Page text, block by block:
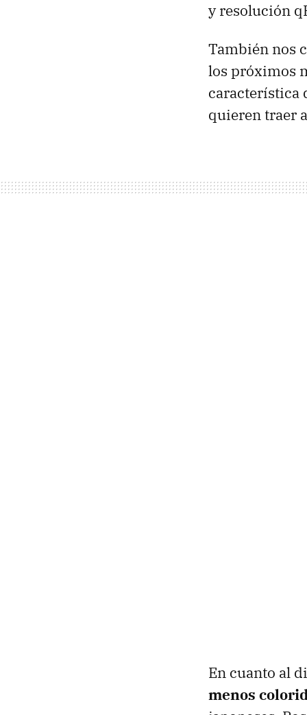
y resolución
También nos
los próximos
característica
quieren traer
En cuanto al
menos